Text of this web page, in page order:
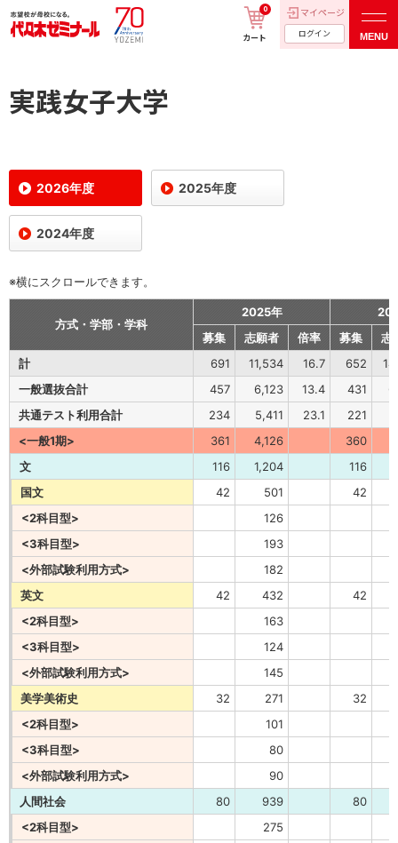
カート
0 マイページ
ログイン MENU
実践女子大学
2026年度 2025年度
2024年度
※横にスクロールできます。
方式・学部・学科
2025年
募集
志願者 倍率 募集
志
計
691 11,534 16.7 652
一般選抜合計
457 6,123 13.4 431
共通テスト利用合計
234 5,411 23.1 221
<一般1期>
361 4,126 360
文
116 1,204 116
国文
42 501
42
<2科目型>
126
<3科目型>
193
<外部試験利用方式>
182
英文
42 432
42
<2科目型>
163
<3科目型>
124
<外部試験利用方式>
145
美学美術史
32 271
32
<2科目型>
101
<3科目型>
80
<外部試験利用方式>
90
人間社会
80 939
80
<2科目型>
275